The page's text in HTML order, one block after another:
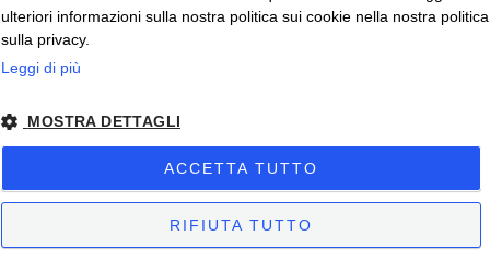
Copyright © 2026. All Rights Reserved.
– Condizioni di Vendita
– Condizioni di Vendita Business-
ulteriori informazioni sulla nostra politica sui cookie nella nostra politica
sulla privacy.
Leggi di più
MOSTRA DETTAGLI
ACCETTA TUTTO
RIFIUTA TUTTO